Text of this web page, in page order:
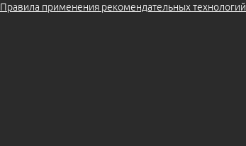
Правила применения рекомендательных технологий